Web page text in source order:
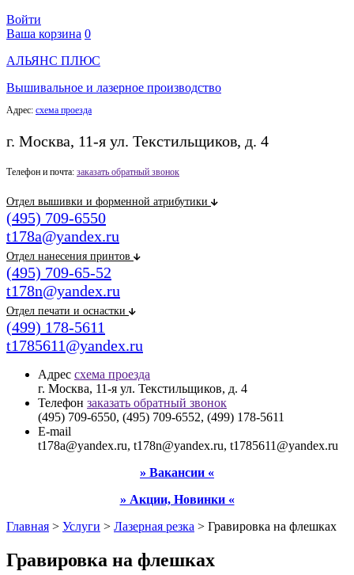
Войти
Ваша корзина 0
АЛЬЯНС ПЛЮС
Вышивальное и лазерное производство
Адрес: схема проезда
г. Москва, 11-я ул. Текстильщиков, д. 4
Телефон и почта: заказать обратный звонок
Отдел вышивки и форменной атрибутики
(495) 709-6550
t178a@yandex.ru
Отдел нанесения принтов
(495) 709-65-52
t178n@yandex.ru
Отдел печати и оснастки
(499) 178-5611
t1785611@yandex.ru
Адрес схема проезда
г. Москва, 11-я ул. Текстильщиков, д. 4
Телефон заказать обратный звонок
(495) 709-6550, (495) 709-6552, (499) 178-5611
E-mail
t178a@yandex.ru, t178n@yandex.ru, t1785611@yandex.ru
» Вакансии «
» Акции, Новинки «
Главная > Услуги > Лазерная резка > Гравировка на флешках
Гравировка на флешках